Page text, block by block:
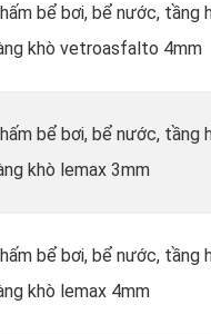
bể bơi, bể nước, tầng
khò vetroasfalto 4mm
bể bơi, bể nước, tầng
khò lemax 3mm
bể bơi, bể nước, tầng
khò lemax 4mm